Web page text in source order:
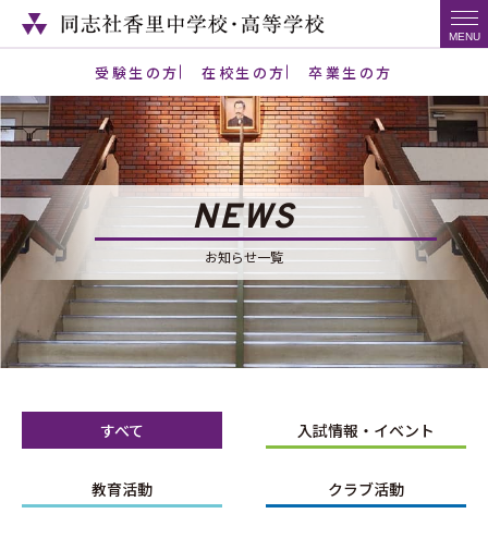
受験生の方 在校生の方 卒業生の方
NEWS
お知らせ一覧
すべて 入試情報・イベント
教育活動 クラブ活動